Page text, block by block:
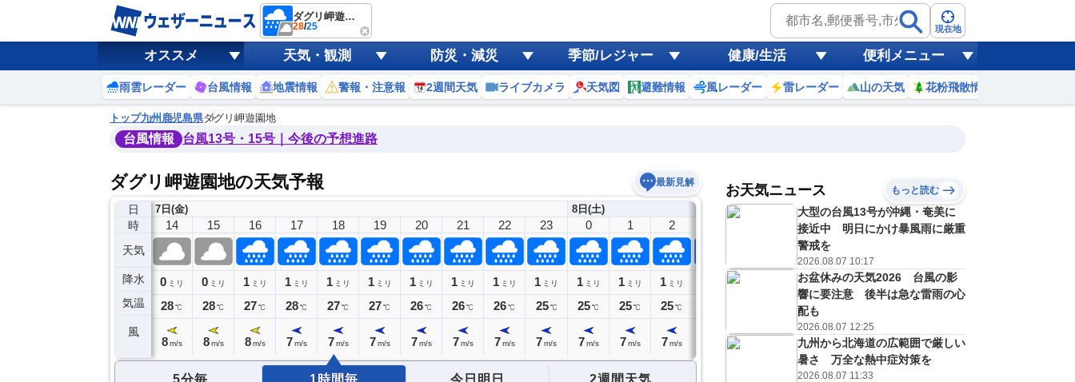
ダグリ岬遊園地
28/25 現在地
オススメ 天気・観測 防災・減災 季節/レジャー 健康/生活 便利メニュー
雨雲レーダー 台風情報 地震情報 警報・注意報 2週間天気 ライブカメラ 天気図 避難情報 風レーダー 雷レーダー 山の天気 花粉飛散情報
トップ九州 鹿児島県ダグリ岬遊園地
台風情報 台風13号・15号｜今後の予想進路
ダグリ岬遊園地の天気予報 最新見解
日
時
天気
降水
気温
風
7日(金)
13
0ミリ
28℃
14
0 ミリ
28℃
8 m/s
15
0 ミリ
28℃
8 m/s
16
1 ミリ
27℃
8 m/s
17
1 ミリ
28℃
7 m/s
18
1 ミリ
27℃
7 m/s
19
1 ミリ
27℃
7 m/s
20
1 ミリ
26℃
7 m/s
21
1 ミリ
26℃
7 m/s
22
1 ミリ
26℃
7 m/s
23
1 ミリ
25 ℃
7m/s
8日(土)
0
1 ミリ
25℃
7 m/s
1
1 ミリ
25℃
7 m/s
2
1 ミリ
25℃
7 m/s
5
ミリ
25℃
m/s
1ミリ
7m/s
7
1ミリ
7m/s
8
1ミリ
7m/s
9
1
7 m/s
5分毎 1時間毎 今日明日 2週間天気
お天気ニュース もっと読む
大型の台風13号が沖縄・奄美に
接近中 明日にかけ暴風雨に厳重
警戒を
2026.08.07 10:17
お盆休みの天気2026 台風の影
響に要注意 後半は急な雷雨の心
配も
2026.08.07 12:25
九州から北海道の広範囲で厳しい
暑さ 万全な熱中症対策を
2026.08.07 11:33